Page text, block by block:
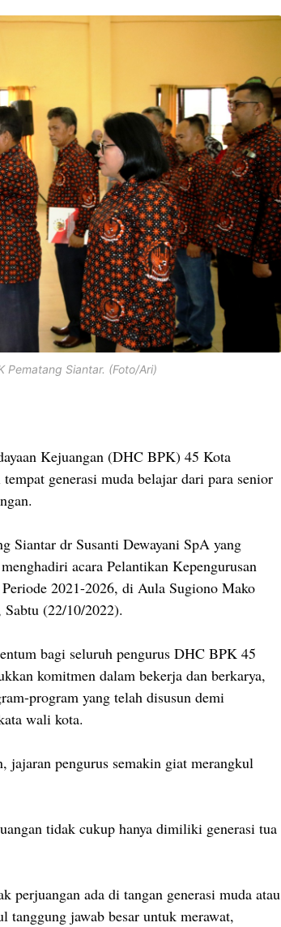
Pematang Siantar. (Foto/Ari)
Kejuangan (DHC BPK) 45 Kota
generasi muda belajar dari para senior
Siantar dr Susanti Dewayani SpA yang
acara Pelantikan Kepengurusan
2021-2026, di Aula Sugiono Mako
(22/10/2022).
bagi seluruh pengurus DHC BPK 45
komitmen dalam bekerja dan berkarya,
program yang telah disusun demi
wali kota.
jajaran pengurus semakin giat merangkul
tidak cukup hanya dimiliki generasi tua
ada di tangan generasi muda atau
jawab besar untuk merawat,